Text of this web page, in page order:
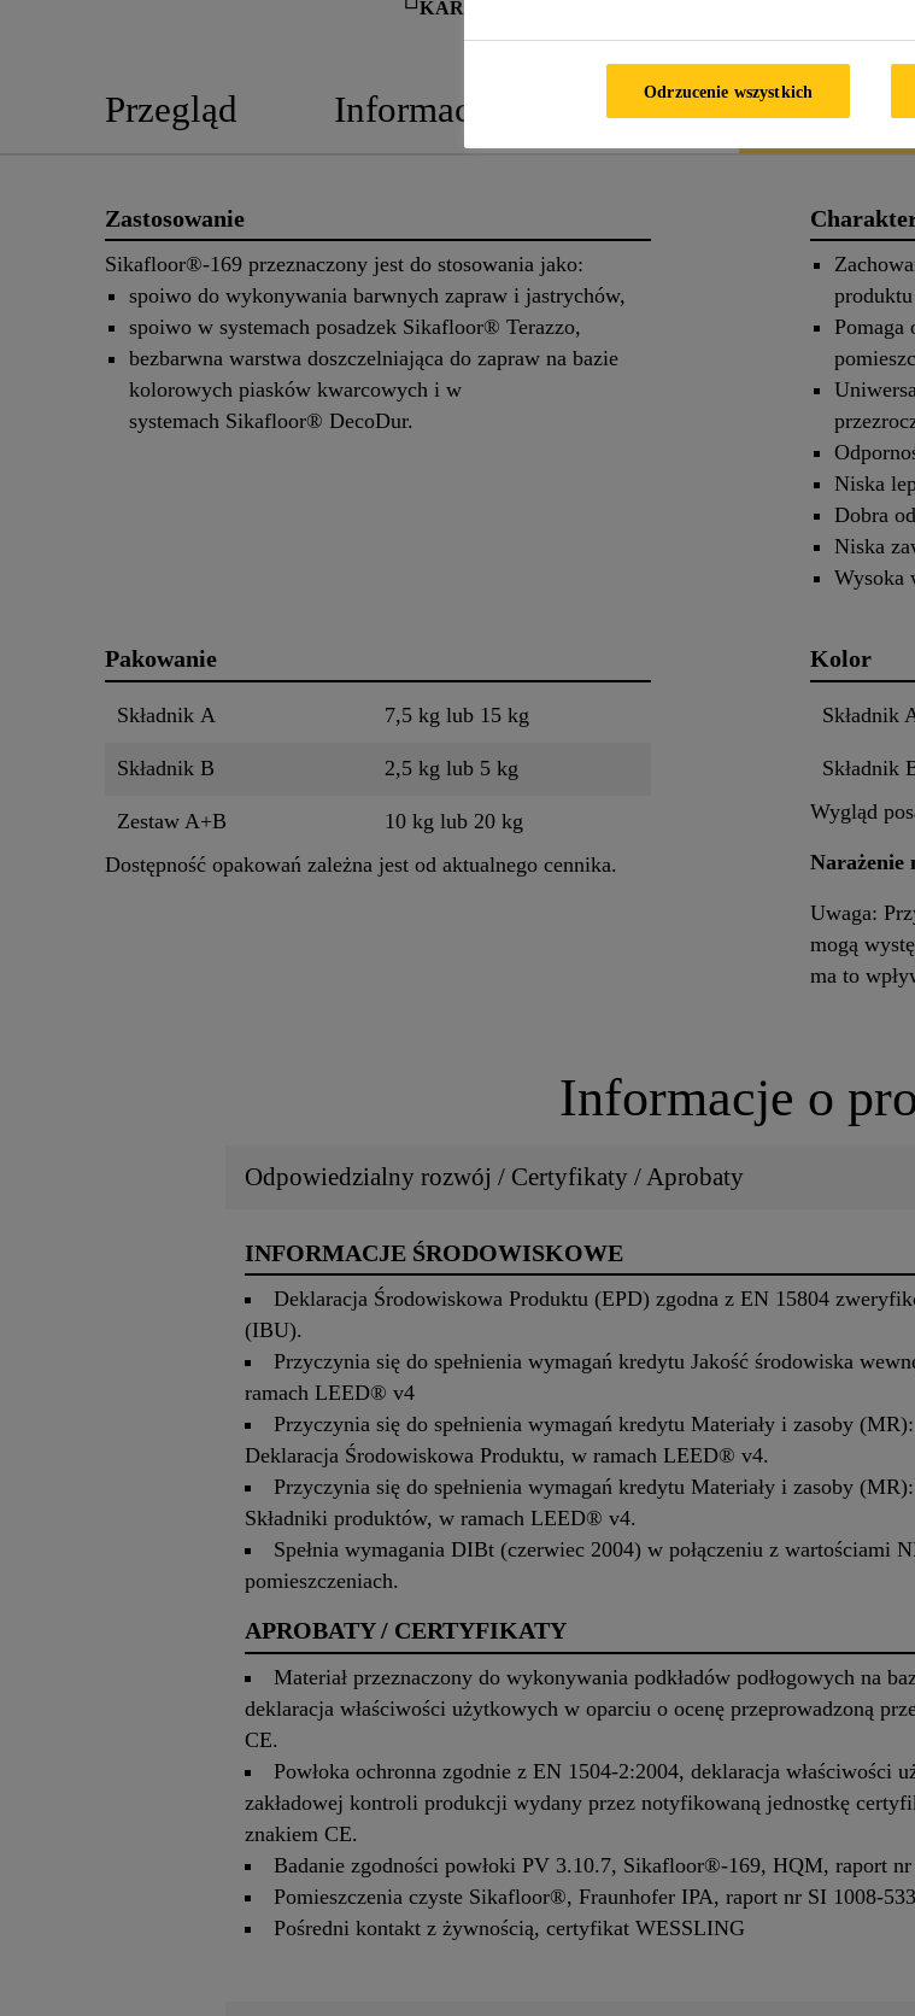
KARTA INFORMACYJNA PRODUKTU
Przegląd Informacje o produkcie
Zastosowanie
Sikafloor®-169 przeznaczony jest do stosowania jako:
spoiwo do wykonywania barwnych zapraw i jastrychów,
spoiwo w systemach posadzek Sikafloor® Terazzo,
bezbarwna warstwa doszczelniająca do zapraw na bazie
kolorowych piasków kwarcowych i w
systemach Sikafloor® DecoDur.
Pomaga
Niska
Dobra
Niska
Wysoka
Pakowanie
Składnik A 7,5 kg lub 15 kg
Składnik B 2,5 kg lub 5 kg
Zestaw A+B
10 kg lub 20 kg
Dostępność opakowań zależna jest od aktualnego cennika.
Kolor
Składnik
Składnik
Wygląd
Narażenie
Uwaga:
mogą
ma to
Informacje o
Odpowiedzialny rozwój / Certyfikaty / Aprobaty
INFORMACJE ŚRODOWISKOWE
Deklaracja Środowiskowa Produktu (EPD) zgodna z EN 15804
(IBU).
Przyczynia się do spełnienia wymagań kredytu Jakość środowiska
ramach LEED® v4
Przyczynia się do spełnienia wymagań kredytu Materiały i zasoby
Deklaracja Środowiskowa Produktu, w ramach LEED® v4.
Przyczynia się do spełnienia wymagań kredytu Materiały i zasoby
Składniki produktów, w ramach LEED® v4.
Spełnia wymagania DIBt (czerwiec 2004) w połączeniu z wartościami
pomieszczeniach.
APROBATY / CERTYFIKATY
Materiał przeznaczony do wykonywania podkładów podłogowych na
deklaracja właściwości użytkowych w oparciu o ocenę przeprowadzoną
CE.
Powłoka ochronna zgodnie z EN 1504-2:2004, deklaracja właściwości
zakładowej kontroli produkcji wydany przez notyfikowaną jednostkę
znakiem CE.
Badanie zgodności powłoki PV 3.10.7, Sikafloor®-169, HQM, raport
Pomieszczenia czyste Sikafloor®, Fraunhofer IPA, raport nr SI 1008-533
Pośredni kontakt z żywnością, certyfikat WESSLING
Odrzucenie wszystkich